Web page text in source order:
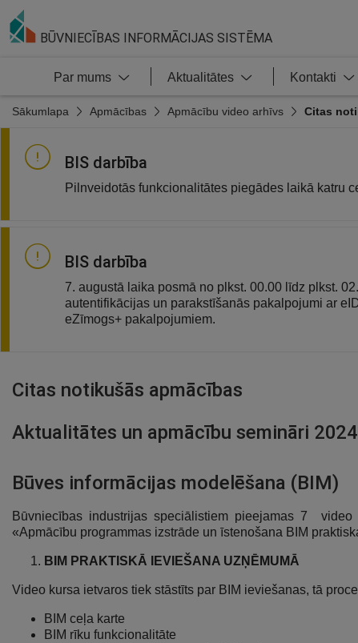
BŪVNIECĪBAS INFORMĀCIJAS SISTĒMA
Par mums Aktualitātes Kontakti
Sākumlapa Apmācības Apmācību video arhīvs Citas
BIS darbība
Pilnveidotās funkcionalitātes piegādes laikā katru
BIS darbība
7. augustā laika posmā no plkst. 00.00 līdz plkst.
autentifikācijas un parakstīšanās pakalpojumi ar
eZīmogs+ pakalpojumiem.
Citas notikušās apmācības
Aktualitātes un apmācību semināri
Būves informācijas modelēšana (BIM)
Būvniecības industrijas speciālistiem pieejamas 7
«Apmācību programmas izstrāde un īstenošana BIM
BIM PRAKTISKĀ IEVIEŠANA UZŅĒMUMĀ
Video kursa ietvaros tiek stāstīts par BIM ieviešanas, tā
BIM ceļa karte
BIM rīku funkcionalitāte